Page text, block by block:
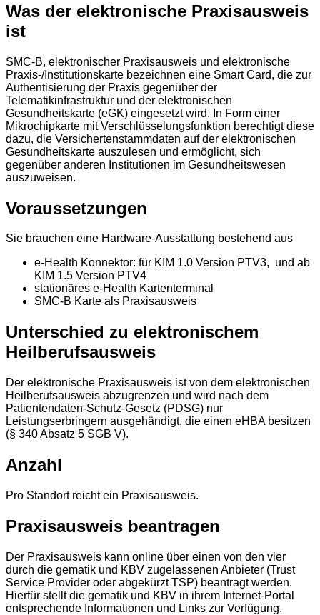
Was der elektronische Praxisausweis
ist
SMC-B, elektronischer Praxisausweis und elektronische
Praxis-/Institutionskarte bezeichnen eine Smart Card, die zur
Authentisierung der Praxis gegenüber der
Telematikinfrastruktur und der elektronischen
Gesundheitskarte (eGK) eingesetzt wird. In Form einer
Mikrochipkarte mit Verschlüsselungsfunktion berechtigt diese
dazu, die Versichertenstammdaten auf der elektronischen
Gesundheitskarte auszulesen und ermöglicht, sich
gegenüber anderen Institutionen im Gesundheitswesen
auszuweisen.
Voraussetzungen
Sie brauchen eine Hardware-Ausstattung bestehend aus
e-Health Konnektor: für KIM 1.0 Version PTV3, und ab
KIM 1.5 Version PTV4
stationäres e-Health Kartenterminal
SMC-B Karte als Praxisausweis
Unterschied zu elektronischem
Heilberufsausweis
Der elektronische Praxisausweis ist von dem elektronischen
Heilberufsausweis abzugrenzen und wird nach dem
Patientendaten-Schutz-Gesetz (PDSG) nur
Leistungserbringern ausgehändigt, die einen eHBA besitzen
(§ 340 Absatz 5 SGB V).
Anzahl
Pro Standort reicht ein Praxisausweis.
Praxisausweis beantragen
Der Praxisausweis kann online über einen von den vier
durch die gematik und KBV zugelassenen Anbieter (Trust
Service Provider oder abgekürzt TSP) beantragt werden.
Hierfür stellt die gematik und KBV in ihrem Internet-Portal
entsprechende Informationen und Links zur Verfügung.